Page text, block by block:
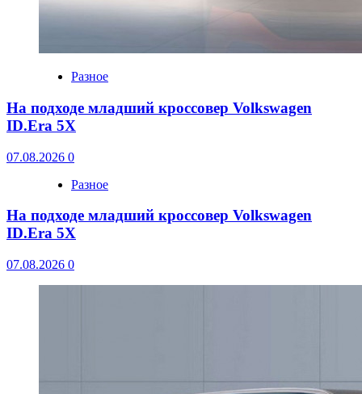
Разное
На подходе младший кроссовер Volkswagen
ID.Era 5X
07.08.2026 0
Разное
На подходе младший кроссовер Volkswagen
ID.Era 5X
07.08.2026 0